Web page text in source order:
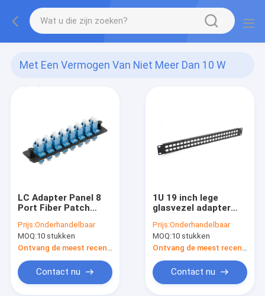
Met Een Vermogen Van Niet Meer Dan 10 W
LC Adapter Panel 8
Port Fiber Patch
Single Mode of
Multimode Adapter
Prijs:Onderhandelbaar
MOQ:10 stukken
Contact nu
1U 19 inch lege
glasvezel adapter
of LC Duplex Type 24
poorten
Prijs:Onderhandelbaar
MOQ:10 stukken
Contact nu